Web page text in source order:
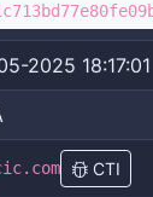
2025 18:17:01
CTI